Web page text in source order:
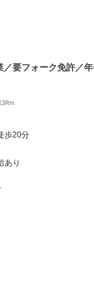
要フォーク免許／
歩20分
あり